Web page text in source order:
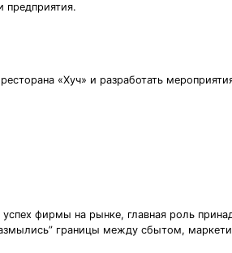
предприятия.
«Хуч» и разработать
фирмы на рынке, главная роль
границы между сбытом,